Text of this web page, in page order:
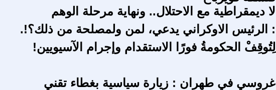
لا ديمقراطية مع الاحتلال.. ونهاية مرحلة الوهم
: الرئيس الاوكراني يدعي، لمن ولمصلحة من ذلك؟!.
لِتُوقِفْ الحكومةُ فورًا الاستقدام وإجرام الآسيويين!
غروسي في طهران : زيارة سياسية بغطاء تقني